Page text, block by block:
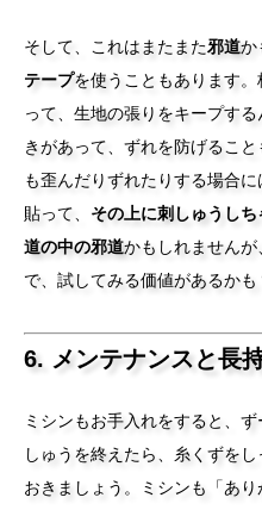
そして、これはまたまた邪道か
テープを使うこともあります
って、生地の張りをキープす
きがあって、ずれを防げるこ
も歪んだりずれたりする場合
貼って、 その上に刺しゅうしち
道の中の邪道かもしれません
で、試してみる価値があるかも
6. メンテナンスと長
ミシンもお手入れをすると、
しゅうを終えたら、糸くずを
おきましょう。ミシンも「あ